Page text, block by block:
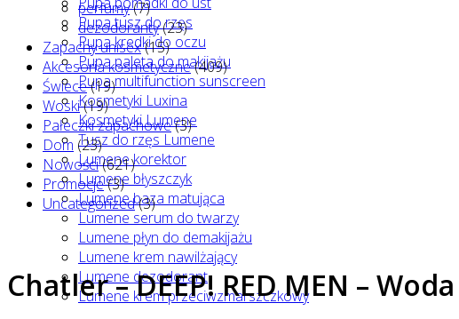
Pupa tusz do rzęs
Pupa kredki do oczu
Pupa paleta do makijażu
Pupa multifunction sunscreen
Kosmetyki Luxina
Kosmetyki Lumene
Tusz do rzęs Lumene
Lumene korektor
Lumene błyszczyk
Lumene baza matująca
Lumene serum do twarzy
Lumene płyn do demakijażu
Lumene krem nawilżający
Lumene dezodorant
Lumene krem przeciwzmarszczkowy
perfumy(7)
dezodoranty(23)
Zapachy unisex(15)
Akcesoria kosmetyczne(409)
Świece(19)
Woski(19)
Pałeczki zapachowe(3)
Dom (23)
Nowości(621)
Promocje(3)
Uncategorized(3)
Chatler – DEEP! RED MEN –